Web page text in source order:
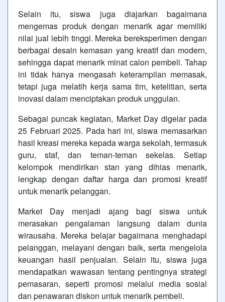
Selain itu, siswa juga diajarkan bagaimana
mengemas produk dengan menarik agar memiliki
nilai jual lebih tinggi. Mereka bereksperimen dengan
berbagai desain kemasan yang kreatif dan modern,
sehingga dapat menarik minat calon pembeli. Tahap
ini tidak hanya mengasah keterampilan memasak,
tetapi juga melatih kerja sama tim, ketelitian, serta
inovasi dalam menciptakan produk unggulan.
Sebagai puncak kegiatan, Market Day digelar pada
25 Februari 2025. Pada hari ini, siswa memasarkan
hasil kreasi mereka kepada warga sekolah, termasuk
guru, staf, dan teman-teman sekelas. Setiap
kelompok mendirikan stan yang dihias menarik,
lengkap dengan daftar harga dan promosi kreatif
untuk menarik pelanggan.
Market Day menjadi ajang bagi siswa untuk
merasakan pengalaman langsung dalam dunia
wirausaha. Mereka belajar bagaimana menghadapi
pelanggan, melayani dengan baik, serta mengelola
keuangan hasil penjualan. Selain itu, siswa juga
mendapatkan wawasan tentang pentingnya strategi
pemasaran, seperti promosi melalui media sosial
dan penawaran diskon untuk menarik pembeli.